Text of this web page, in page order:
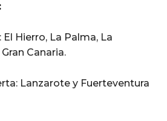
Hierro, La Palma, La
Canaria.
Lanzarote y Fuerteventura